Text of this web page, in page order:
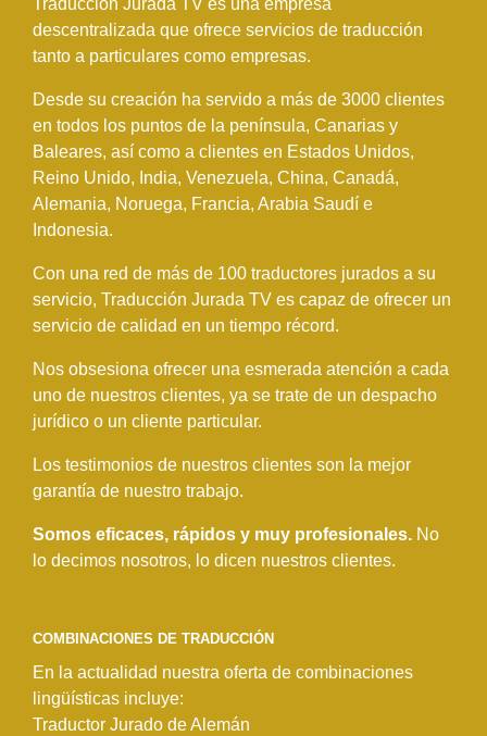
solamente
han estado
pendientes,
estaba listo
al día
siguiente.
descentralizada que ofrece servicios de traducción
tanto a particulares como empresas.
Desde su creación ha servido a más de 3000 clientes
en todos los puntos de la península, Canarias y
Baleares, así como a clientes en Estados Unidos,
Reino Unido, India, Venezuela, China, Canadá,
Alemania, Noruega, Francia, Arabia Saudí e
Indonesia.
Con una red de más de 100 traductores jurados a su
servicio, Traducción Jurada TV es capaz de ofrecer un
servicio de calidad en un tiempo récord.
Nos obsesiona ofrecer una esmerada atención a cada
uno de nuestros clientes, ya se trate de un despacho
jurídico o un cliente particular.
Los testimonios de nuestros clientes son la mejor
garantía de nuestro trabajo.
Somos eficaces, rápidos y muy profesionales. No
lo decimos nosotros, lo dicen nuestros clientes.
COMBINACIONES DE TRADUCCIÓN
En la actualidad nuestra oferta de combinaciones
lingüísticas incluye:
Traductor Jurado de Alemán